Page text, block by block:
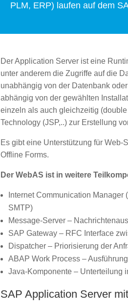
PLM, ERP) laufen auf dem
Der Application Server ist eine
unter anderem die Zugriffe auf die
unabhängig von der Datenbank
abhängig von der gewählten
einzeln als auch gleichzeitig
Technology (JSP,..) zur Erstellung
Es gibt eine Unterstützung für
Offline Forms.
Der WebAS ist in weitere
Internet Communication
SMTP)
Message-Server –
SAP Gateway – RFC Interface
Dispatcher – Priorisierung der
ABAP Work Process –
Java-Komponente – Unterteilung
SAP Application Server